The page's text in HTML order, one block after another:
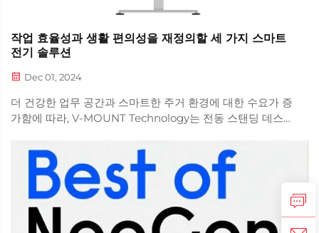
작업 효율성과 생활 편의성을 재정의할 세 가지 스마트
전기 솔루션
Dec 01, 2024
더 건강한 업무 공간과 스마트한 주거 환경에 대한 수요가 증
가함에 따라, V-MOUNT Technology는 전동 스탠딩 데스크
(Motorized Mobile TV Stand), 파워 리클라이너 소파
(Power Recliner Sofa) 등 3가지 핵심 전동 솔루션을 선보
이며 현대 생활의 편의성을 한 차원 높였습니다.